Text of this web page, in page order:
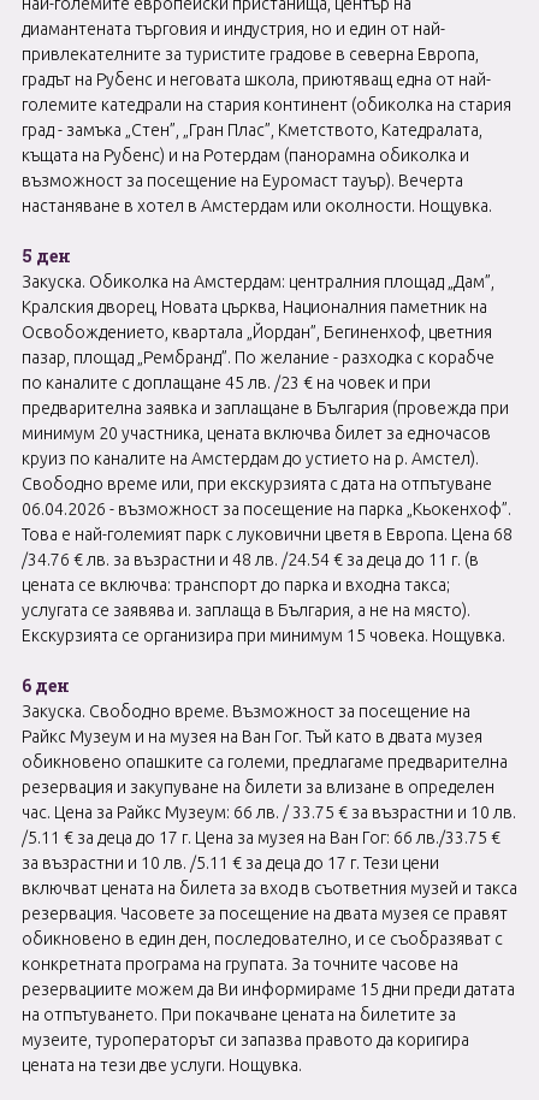
най-големите европейски пристанища, център на
диамантената търговия и индустрия, но и един от най-
привлекателните за туристите градове в северна Европа,
градът на Рубенс и неговата школа, приютяващ една от най-
големите катедрали на стария континент (обиколка на стария
град - замъка „Стен”, „Гран Плас”, Кметството, Катедралата,
къщата на Рубенс) и на Ротердам (панорамна обиколка и
възможност за посещение на Еуромаст тауър). Вечерта
настаняване в хотел в Амстердам или околности. Нощувка.
5 ден
Закуска. Обиколка на Амстердам: централния площад „Дам”,
Кралския дворец, Новата църква, Националния паметник на
Освобождението, квартала „Йордан”, Бегиненхоф, цветния
пазар, площад „Рембранд”. По желание - разходка с корабче
по каналите с доплащане 45 лв. /23 € на човек и при
предварителна заявка и заплащане в България (провежда при
минимум 20 участника, цената включва билет за едночасов
круиз по каналите на Амстердам до устието на р. Амстел).
Свободно време или, при екскурзията с дата на отпътуване
06.04.2026 - възможност за посещение на парка „Кьокенхоф”.
Това е най-големият парк с луковични цветя в Европа. Цена 68
/34.76 € лв. за възрастни и 48 лв. /24.54 € за деца до 11 г. (в
цената се включва: транспорт до парка и входна такса;
услугата се заявява и. заплаща в България, а не на място).
Екскурзията се организира при минимум 15 човека. Нощувка.
6 ден
Закуска. Свободно време. Възможност за посещение на
Райкс Музеум и на музея на Ван Гог. Тъй като в двата музея
обикновено опашките са големи, предлагаме предварителна
резервация и закупуване на билети за влизане в определен
час. Цена за Райкс Музеум: 66 лв. / 33.75 € за възрастни и 10 лв.
/5.11 € за деца до 17 г. Цена за музея на Ван Гог: 66 лв./33.75 €
за възрастни и 10 лв. /5.11 € за деца до 17 г. Тези цени
включват цената на билета за вход в съответния музей и такса
резервация. Часовете за посещение на двата музея се правят
обикновено в един ден, последователно, и се съобразяват с
конкретната програма на групата. За точните часове на
резервациите можем да Ви информираме 15 дни преди датата
на отпътуването. При покачване цената на билетите за
музеите, туроператорът си запазва правото да коригира
цената на тези две услуги. Нощувка.